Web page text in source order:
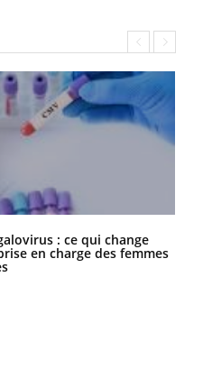
: ce qui change
en charge des femmes